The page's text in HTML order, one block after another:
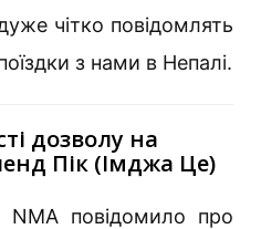
чітко повідомлять
з нами в Непалі.
дозволу на
Пік (Імджа Це)
NMA повідомило про